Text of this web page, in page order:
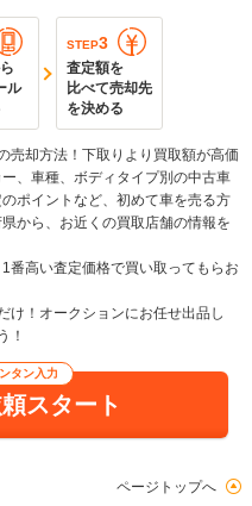
ル
STEP3
査定額を
比べて売却先
を決める
売却方法！下取りより買取額が高価
、車種、ボディタイプ別の中古車
ポイントなど、初めて車を売る方
から、お近くの買取店舗の情報を
番高い査定価格で買い取ってもらお
け！オークションにお任せ出品し
！
タン入力
スタート
ページトップへ